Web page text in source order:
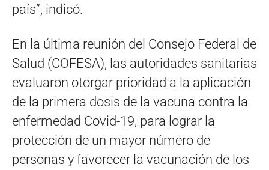
país”, indicó.
En la última reunión del Consejo Federal de
Salud (COFESA), las autoridades sanitarias
evaluaron otorgar prioridad a la aplicación
de la primera dosis de la vacuna contra la
enfermedad Covid-19, para lograr la
protección de un mayor número de
personas y favorecer la vacunación de los